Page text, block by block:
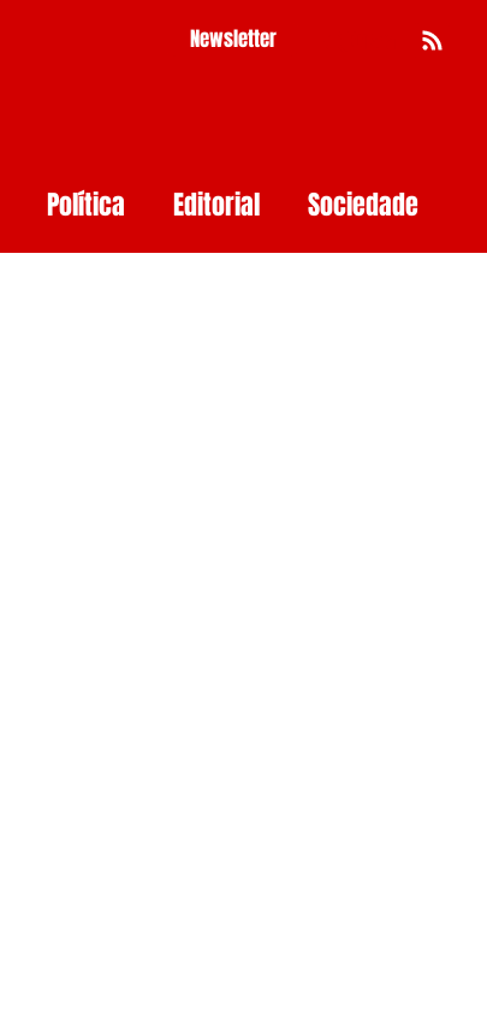
Newsletter
Política Editorial Sociedade